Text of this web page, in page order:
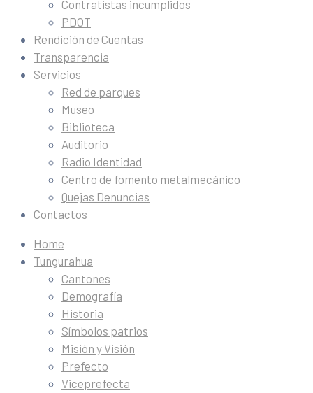
Contratistas incumplidos
PDOT
Rendición de Cuentas
Transparencia
Servicios
Red de parques
Museo
Biblioteca
Auditorio
Radio Identidad
Centro de fomento metalmecánico
Quejas Denuncias
Contactos
Home
Tungurahua
Cantones
Demografía
Historia
Símbolos patrios
Misión y Visión
Prefecto
Viceprefecta